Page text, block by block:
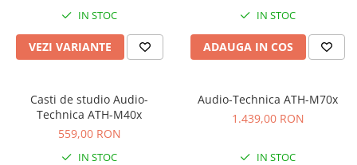
Procesoare si efecte
Power Conditioner
Unelte Audio
IN STOC
VEZI VARIANTE
IN STOC
ADAUGA IN COS
Casti de studio Audio-
Technica ATH-M40x
559,00 RON
IN STOC
Audio-Technica ATH-M70x
1.439,00 RON
IN STOC